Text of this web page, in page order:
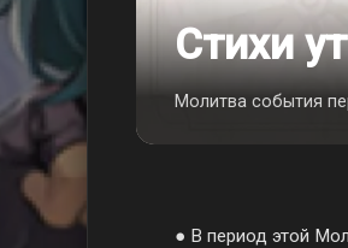
Стихи
Молитва события
● В период этой